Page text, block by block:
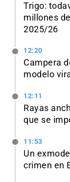
Trigo:
millones
2025/26
12:20
Campera
modelo
12:11
Rayas
que se
11:53
Un
crimen en